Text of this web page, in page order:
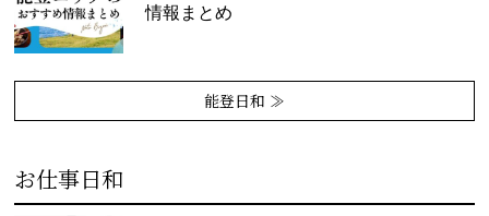
情報まとめ
能登日和 ≫
お仕事日和